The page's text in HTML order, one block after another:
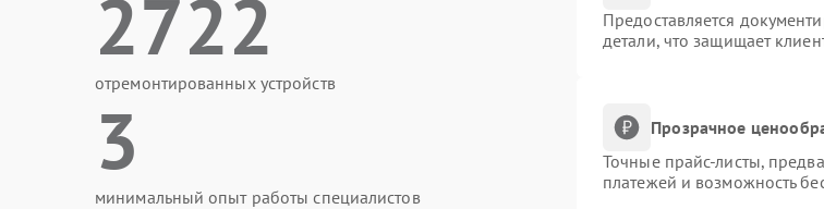
2722
отремонтированных устройств
3
минимальный опыт работы специалистов
Предоставляется
детали, что защищает
Прозрачное
Точные прайс-листы,
платежей и возможность